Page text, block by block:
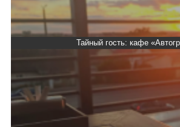
Тайный гость: кафе